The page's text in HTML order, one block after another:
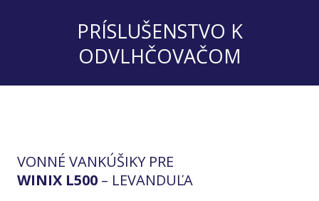
PRÍSLUŠENSTVO K
ODVLHČOVAČOM
VONNÉ VANKÚŠIKY PRE
WINIX L500 – LEVANDUĽA